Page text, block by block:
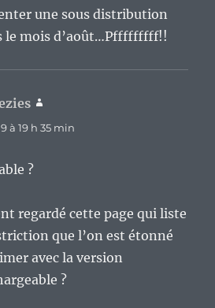
une sous distribution
le mois d’août…Pfffffffff!!
à 19 h 35 min
?
regardé cette page qui liste
que l’on est étonné
avec la version
?